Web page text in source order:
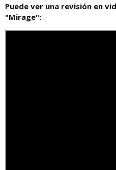
Puede ver una revisión en
"Mirage":